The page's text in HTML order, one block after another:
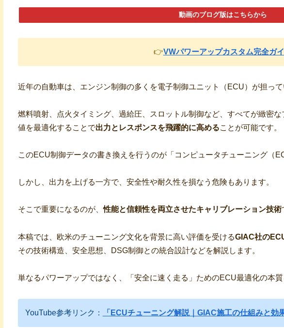
動画のブログ版はこちらから
👉VWパワーアップカスタム完全ガ
近年の自動車は、エンジン制御の多くを電子制御ユニット（ECU）が担って
燃料噴射、点火タイミング、過給圧、スロットル制御など、すべてが緻密
値を最適化することで出力とレスポンスを飛躍的に高めることが可能です。
このECU制御データの書き換えを行うのが「コンピュータチューニング（
しかし、出力を上げる一方で、安全性や耐久性を損なう危険もあります。
そこで重要になるのが、性能と信頼性を両立させたキャリブレーション技術
本稿では、欧米のチューニング文化を背景に高い評価を受けるGIAC社の
その技術構造、安全思想、DSG制御との統合設計などを解説します。
単なるパワーアップではなく、「安全に速く走る」ためのECU最適化の本質
YouTube参考リンク： 「ECUチューニング解説｜GIAC施工の仕組みと効果